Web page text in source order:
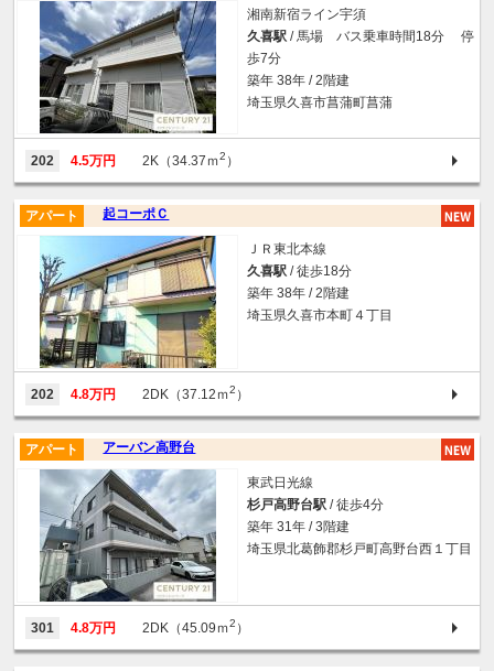
湘南新宿ライン宇須
久喜駅 / 馬場 バス乗車時間18分 停
歩7分
築年 38年 / 2階建
埼玉県久喜市菖蒲町菖蒲
202 4.5万円 2K（34.37ｍ2 ）
起コーポＣ
アパート
ＪＲ東北本線
久喜駅 / 徒歩18分
築年 38年 / 2階建
埼玉県久喜市本町４丁目
202 4.8万円 2DK（37.12ｍ2 ）
アーバン高野台
アパート
東武日光線
杉戸高野台駅 / 徒歩4分
築年 31年 / 3階建
埼玉県北葛飾郡杉戸町高野台西１丁目
301 4.8万円 2DK（45.09ｍ2 ）